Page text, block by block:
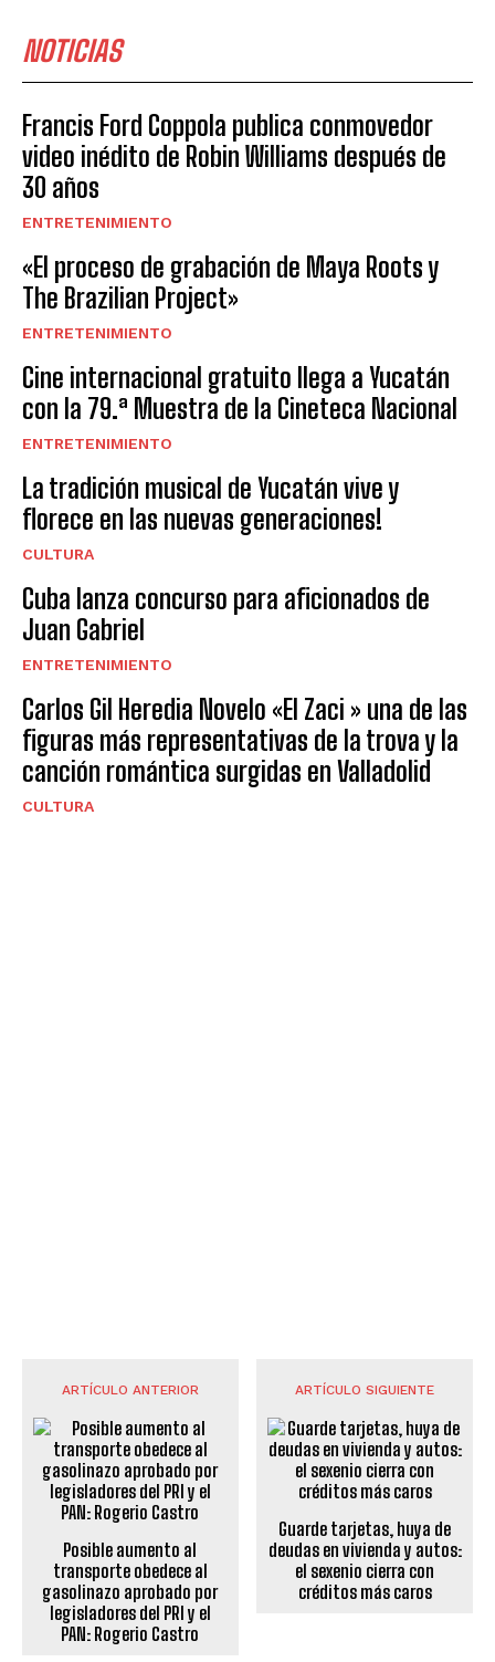
NOTICIAS
Francis Ford Coppola publica conmovedor
video inédito de Robin Williams después de
30 años
ENTRETENIMIENTO
«El proceso de grabación de Maya Roots y
The Brazilian Project»
ENTRETENIMIENTO
Cine internacional gratuito llega a Yucatán
con la 79.ª Muestra de la Cineteca Nacional
ENTRETENIMIENTO
La tradición musical de Yucatán vive y
florece en las nuevas generaciones!
CULTURA
Cuba lanza concurso para aficionados de
Juan Gabriel
ENTRETENIMIENTO
Carlos Gil Heredia Novelo «El Zaci » una de las
figuras más representativas de la trova y la
canción romántica surgidas en Valladolid
CULTURA
ARTÍCULO ANTERIOR
Posible aumento al
transporte obedece al
gasolinazo aprobado por
legisladores del PRI y el
PAN: Rogerio Castro
ARTÍCULO SIGUIENTE
Guarde tarjetas, huya de
deudas en vivienda y autos:
el sexenio cierra con
créditos más caros